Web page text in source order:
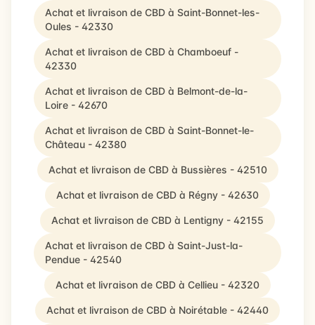
Achat et livraison de CBD à Saint-Bonnet-les-
Oules - 42330
Achat et livraison de CBD à Chamboeuf -
42330
Achat et livraison de CBD à Belmont-de-la-
Loire - 42670
Achat et livraison de CBD à Saint-Bonnet-le-
Château - 42380
Achat et livraison de CBD à Bussières - 42510
Achat et livraison de CBD à Régny - 42630
Achat et livraison de CBD à Lentigny - 42155
Achat et livraison de CBD à Saint-Just-la-
Pendue - 42540
Achat et livraison de CBD à Cellieu - 42320
Achat et livraison de CBD à Noirétable - 42440